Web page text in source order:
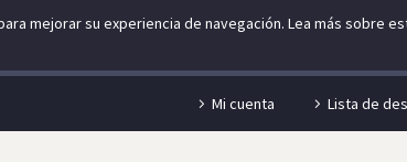
Mi cuenta Lista de
mejorar su experiencia de navegación. Lea más sobre